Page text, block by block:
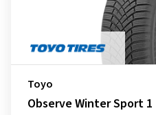
Toyo
Observe Winter Sport 1